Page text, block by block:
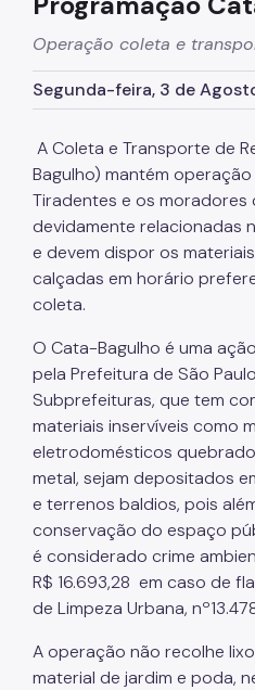
SP Mais Fácil
Cata-Bagulho
Programa de Metas
Notícias
Operação coleta e
Segunda-feira, 3 de
A Coleta e Transporte de
Bagulho) mantém
Tiradentes e os moradores
devidamente relacionadas
e devem dispor os
calçadas em horário
coleta.
O Cata-Bagulho é uma
pela Prefeitura de São
Subprefeituras, que tem
materiais inservíveis como
eletrodomésticos
metal, sejam depositados
e terrenos baldios, pois
conservação do espaço
é considerado crime
R$ 16.693,28 em caso de
de Limpeza Urbana,
A operação não recolhe
material de jardim e poda,